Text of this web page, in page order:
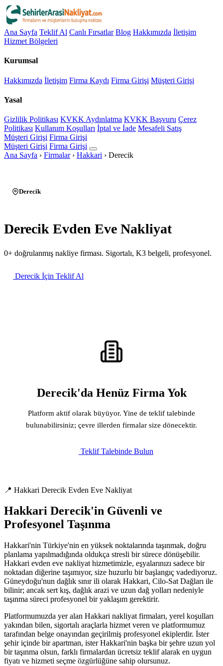
Ana Sayfa Teklif Al Canlı Fırsatlar Blog Hakkımızda İletişim
Hizmet Bölgeleri
Kurumsal
Hakkımızda İletişim Firma Kaydı Firma Girişi Müşteri Girişi
Yasal
Gizlilik Politikası KVKK Aydınlatma KVKK Başvuru Çerez
Politikası Kullanım Koşulları İptal ve İade Mesafeli Satış
Müşteri Girişi Firma Girişi
Müşteri Girişi Firma Girişi
Ana Sayfa › Firmalar › Hakkari › Derecik
Derecik
Derecik Evden Eve Nakliyat
0+ doğrulanmış nakliye firması. Sigortalı, K3 belgeli, profesyonel.
Derecik İçin Teklif Al
Derecik'da Henüz Firma Yok
Platform aktif olarak büyüyor. Yine de teklif talebinde
bulunabilirsiniz; çevre illerden firmalar size dönecektir.
Teklif Talebinde Bulun
📍 Hakkari Derecik Evden Eve Nakliyat
Hakkari Derecik'in Güvenli ve
Profesyonel Taşınma
Hakkari'nin Türkiye'nin en yüksek noktalarında taşınmak, doğru
planlama yapılmadığında oldukça stresli bir sürece dönüşebilir.
Hakkari evden eve nakliyat hizmetimizle, eşyalarınızı sadece bir
noktadan diğerine taşımıyor, size huzurlu bir başlangıç vadediyoruz.
Güneydoğu'nun dağlık sınır ili olarak Hakkari, Cilo-Sat Dağları ile
bilinir; ancak sert kış, dağlık arazi ve uzun dağ yolları nedeniyle
taşınma süreci profesyonel bir yaklaşım gerektirir.
Platformumuzda yer alan Hakkari nakliyat firmaları, yerel koşulları
yakından bilen, sigortalı araçlarla hizmet veren ve platformumuz
tarafından belge onayından geçirilmiş profesyonel ekiplerdir. İster
şehir içinde bir apartman, ister Hakkari'nin başka bir şehre uzun yol
bir taşınma olsun, farklı firmalardan ücretsiz teklif alarak en uygun
fiyatı ve hizmeti seçme özgürlüğüne sahip olursunuz.